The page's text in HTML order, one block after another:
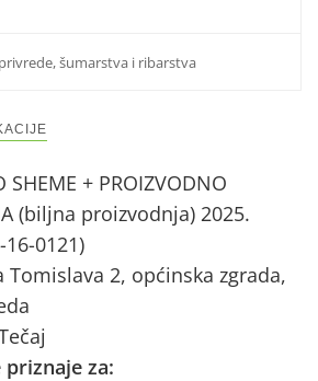
šumarstva i ribarstva
SHEME + PROIZVODNO
(biljna proizvodnja) 2025.
16-0121)
Tomislava 2, općinska zgrada,
priznaje za: